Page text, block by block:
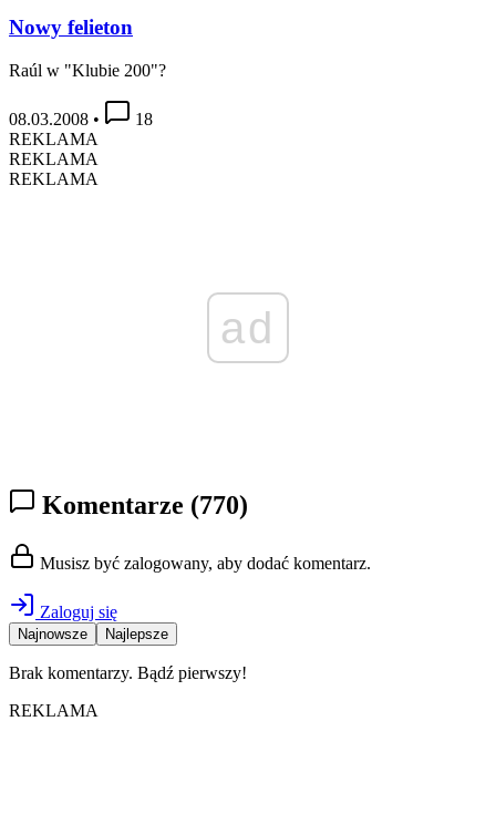
Nowy felieton
Raúl w "Klubie 200"?
08.03.2008 •
18
REKLAMA
REKLAMA
REKLAMA
ad
Komentarze (770)
Musisz być zalogowany, aby dodać komentarz.
Zaloguj się
Najnowsze Najlepsze
Brak komentarzy. Bądź pierwszy!
REKLAMA